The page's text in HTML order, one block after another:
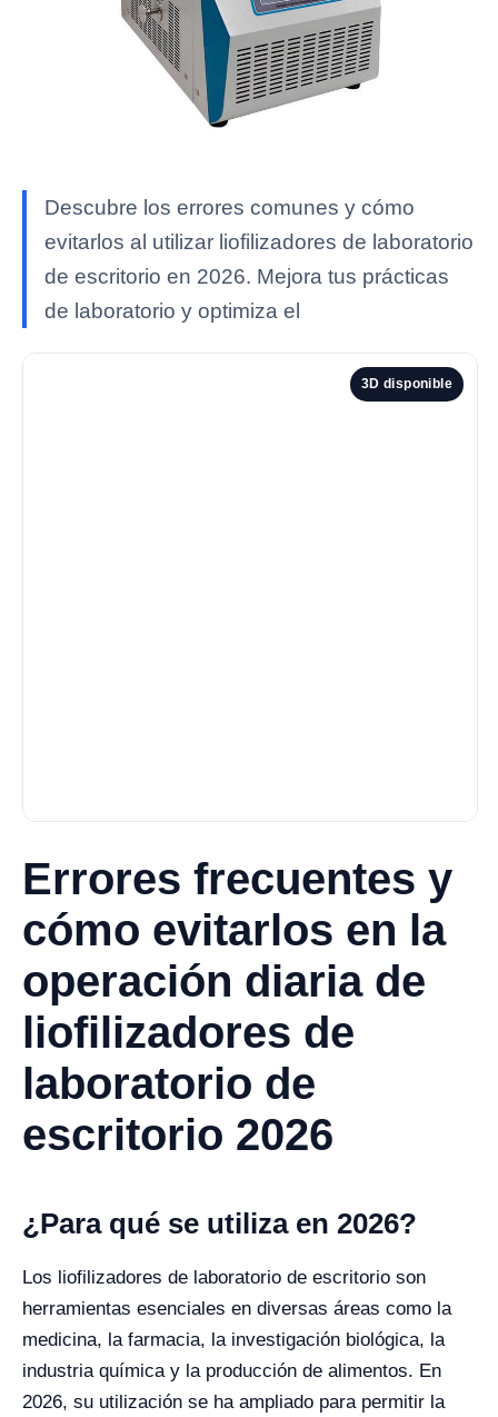
Descubre los errores comunes y cómo
evitarlos al utilizar liofilizadores de laboratorio
de escritorio en 2026. Mejora tus prácticas
de laboratorio y optimiza el
3D disponible
Errores frecuentes y
cómo evitarlos en la
operación diaria de
liofilizadores de
laboratorio de
escritorio 2026
¿Para qué se utiliza en 2026?
Los liofilizadores de laboratorio de escritorio son
herramientas esenciales en diversas áreas como la
medicina, la farmacia, la investigación biológica, la
industria química y la producción de alimentos. En
2026, su utilización se ha ampliado para permitir la